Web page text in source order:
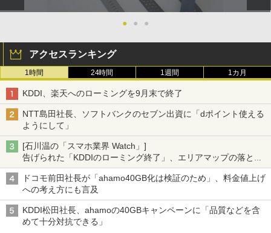
● ● ●
アクセスランキング
1時間 24時間 1週間 1カ月
KDDI、楽天へのローミングを9月末で終了
NTT島田社長、ソフトバンクのセブン出資に「dポイント使える
ようにして」
[石川温の「スマホ業界 Watch」]
告げられた「KDDIのローミング終了」、エリアマップの落とし
穴と楽天モバイルの課題
ドコモ前田社長が「ahamo40GB化は検証のため」、料金値上げ
への考え方にも言及
KDDI松田社長、ahamoの40GBキャンペーンに「品質などを含
めて十分対抗できる」